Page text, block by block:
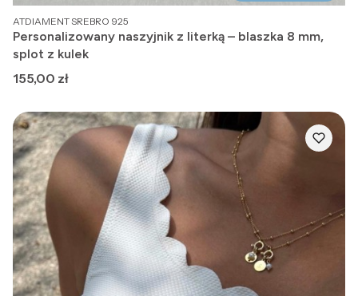
PRODUCENT
ATDIAMENT SREBRO 925
Personalizowany naszyjnik z literką – blaszka 8 mm,
splot z kulek
Cena
155,00 zł